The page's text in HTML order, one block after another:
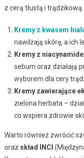
z cerą tłustą i
Kremy z kwasem
nawilżają skórę, a ich
Kremy z
sebum oraz działają
wyborem dla cery
Kremy zawierające
zielona herbata –
co wspiera zdrowie
Warto również zwrócić
oraz skład INCI